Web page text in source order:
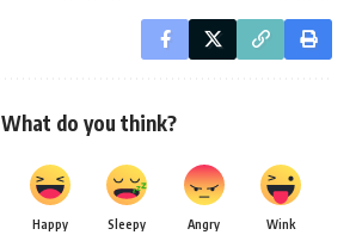
What do you think?
Happy Sleepy Angry Wink